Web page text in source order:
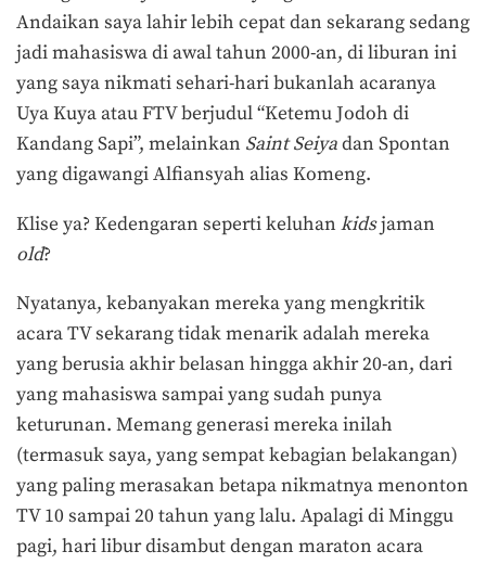
Andaikan saya lahir lebih cepat dan sekarang sedang
jadi mahasiswa di awal tahun 2000-an, di liburan ini
yang saya nikmati sehari-hari bukanlah acaranya
Uya Kuya atau FTV berjudul “Ketemu Jodoh di
Kandang Sapi”, melainkan Saint Seiyadan Spontan
yang digawangi Alfiansyah alias Komeng.
Klise ya? Kedengaran seperti keluhan kidsjaman
old?
Nyatanya, kebanyakan mereka yang mengkritik
acara TV sekarang tidak menarik adalah mereka
yang berusia akhir belasan hingga akhir 20-an, dari
yang mahasiswa sampai yang sudah punya
keturunan. Memang generasi mereka inilah
(termasuk saya, yang sempat kebagian belakangan)
yang paling merasakan betapa nikmatnya menonton
TV 10 sampai 20 tahun yang lalu. Apalagi di Minggu
pagi, hari libur disambut dengan maraton acara